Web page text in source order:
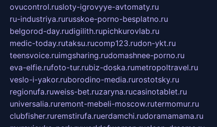
ovucontrol.rusloty-igrovyye-avtomaty.ru
ru-industriya.rurusskoe-porno-besplatno.ru
belgorod-day.rudigilith.rupichkurovlab.ru
medic-today.rutaksu.rucomp123.rudon-ykt.ru
teensvoice.ruimgsharing.rudomashnee-porno.ru
eva-elfie.rufoto-tur.rubiz-doska.rumetropoltravel.ru
veslo-i-yakor.ruborodino-media.rurostotsky.ru
regionufa.ruweiss-bet.ruzaryna.rucasinotablet.ru
universalia.ruremont-mebeli-moscow.rutermomur.ru
clubfisher.ruremstirufa.ruerdamchi.rudoramamama.ru